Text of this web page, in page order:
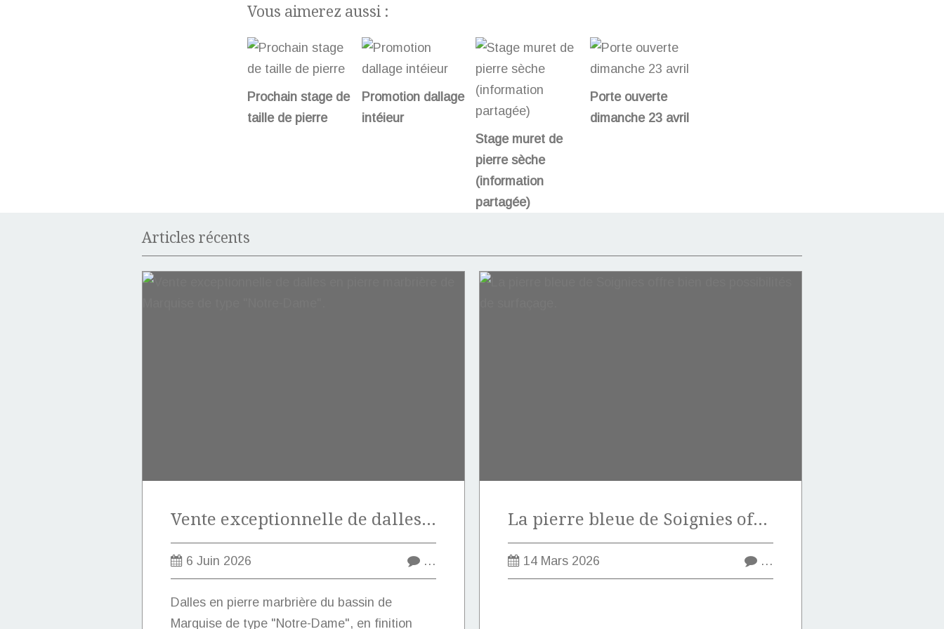
Vous aimerez aussi :
Prochain stage de
taille de pierre
Promotion dallage
intéieur
Stage muret de
pierre sèche
(information
partagée)
Porte ouverte
dimanche 23 avril
Articles récents
Vente exceptionnelle de dalles en pierre marbrière de Marquise de type "Notre-Dame".
6 Juin 2026 …
Dalles en pierre marbrière du bassin de
Marquise de type "Notre-Dame", en finition
La pierre bleue de Soignies offre bien des possibilités de surfaçage.
14 Mars 2026 …